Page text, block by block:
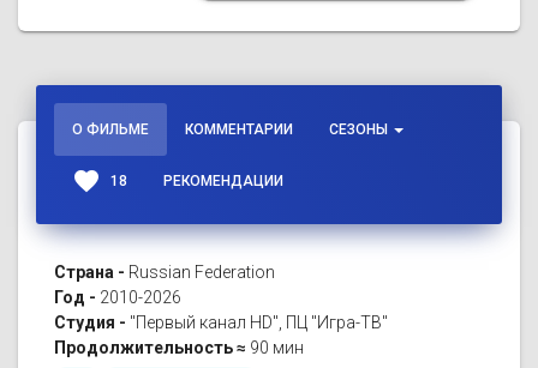
О ФИЛЬМЕ КОММЕНТАРИИ СЕЗОНЫ
favorite 18 РЕКОМЕНДАЦИИ
Страна - Russian Federation
Год - 2010-2026
Студия - "Первый канал HD", ПЦ "Игра-ТВ"
Продолжительность ≈ 90 мин